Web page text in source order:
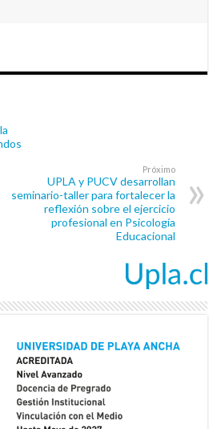
Próximo
UPLA y PUCV desarrollan
seminario-taller para fortalecer la
reflexión sobre el ejercicio
profesional en Psicología
Educacional